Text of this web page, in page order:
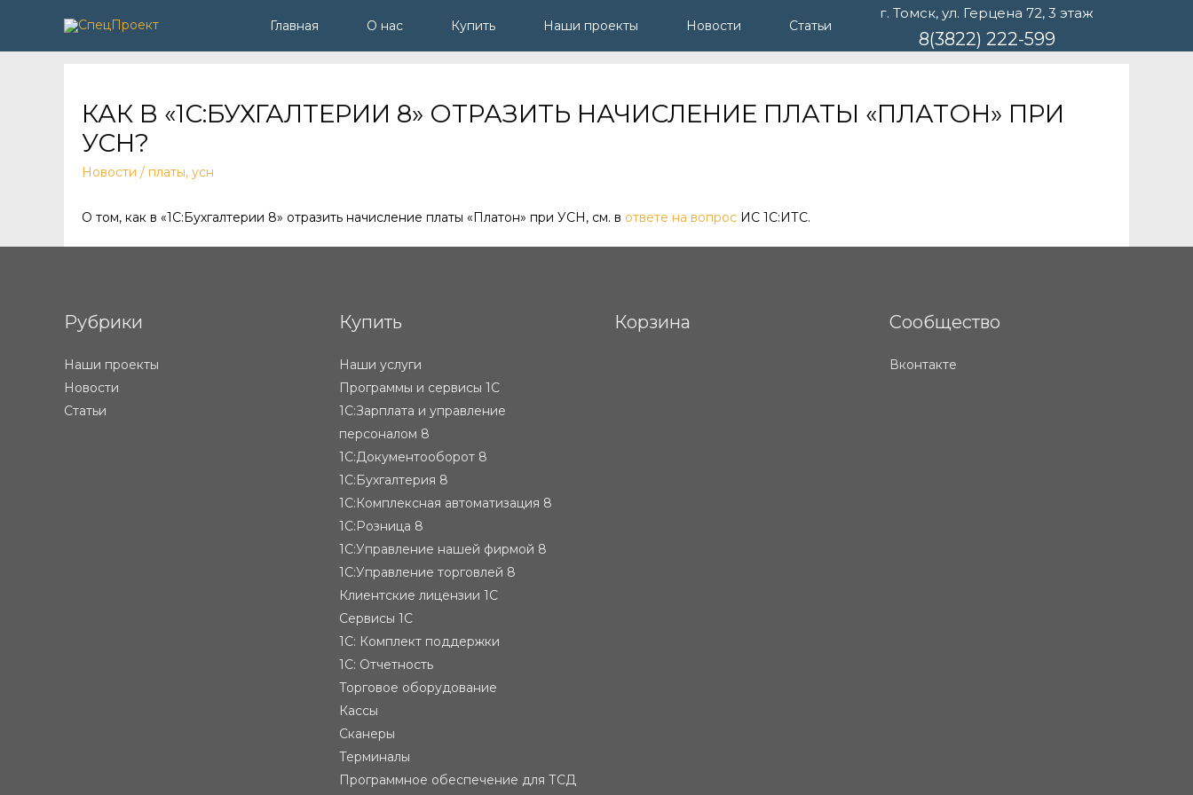
Главная О нас Купить Наши проекты Новости Статьи
г. Томск, ул. Герцена 72, 3 этаж
8(3822) 222-599
КАК В «1С:БУХГАЛТЕРИИ 8» ОТРАЗИТЬ НАЧИСЛЕНИЕ ПЛАТЫ «ПЛАТОН» ПРИ
УСН?
Новости / платы, усн
О том, как в «1С:Бухгалтерии 8» отразить начисление платы «Платон» при УСН, см. в ответе на вопрос ИС 1С:ИТС.
Рубрики
Наши проекты
Новости
Статьи
Купить
Наши услуги
Программы и сервисы 1С
1С:Зарплата и управление
персоналом 8
1С:Документооборот 8
1С:Бухгалтерия 8
1С:Комплексная автоматизация 8
1С:Розница 8
1С:Управление нашей фирмой 8
1С:Управление торговлей 8
Клиентские лицензии 1С
Сервисы 1С
1С: Комплект поддержки
1С: Отчетность
Торговое оборудование
Кассы
Сканеры
Терминалы
Программное обеспечение для ТСД
Корзина Сообщество
Вконтакте